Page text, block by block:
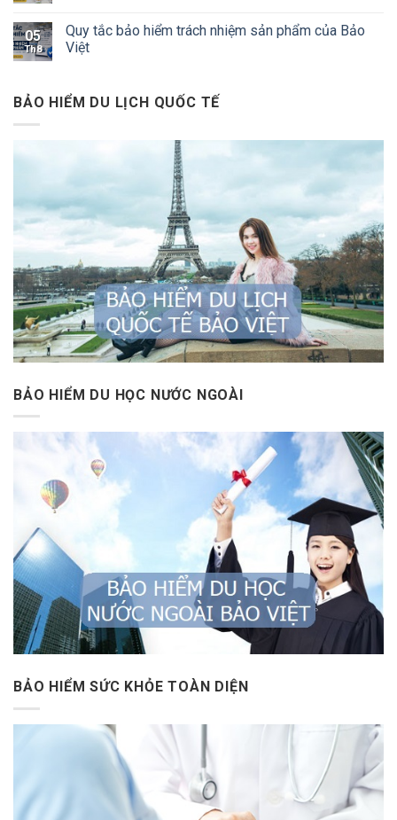
05
Th8
Quy tắc bảo hiểm trách nhiệm sản phẩm của Bảo
Việt
BẢO HIỂM DU LỊCH QUỐC TẾ
BẢO HIỂM DU HỌC NƯỚC NGOÀI
BẢO HIỂM SỨC KHỎE TOÀN DIỆN